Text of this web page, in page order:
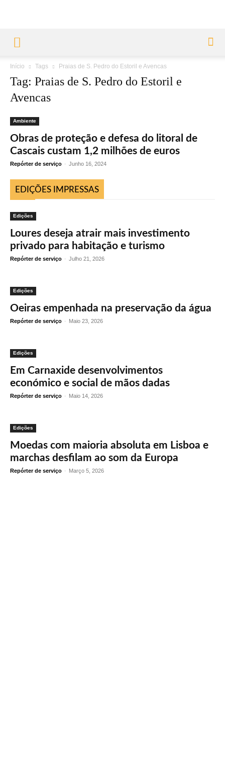
Início Tags Praias de S. Pedro do Estoril e Avencas
Tag: Praias de S. Pedro do Estoril e
Avencas
Ambiente
Obras de proteção e defesa do litoral de
Cascais custam 1,2 milhões de euros
Repórter de serviço - Junho 16, 2024
EDIÇÕES IMPRESSAS
Edições
Loures deseja atrair mais investimento
privado para habitação e turismo
Repórter de serviço - Julho 21, 2026
Edições
Oeiras empenhada na preservação da água
Repórter de serviço - Maio 23, 2026
Edições
Em Carnaxide desenvolvimentos
económico e social de mãos dadas
Repórter de serviço - Maio 14, 2026
Edições
Moedas com maioria absoluta em Lisboa e
marchas desfilam ao som da Europa
Repórter de serviço - Março 5, 2026